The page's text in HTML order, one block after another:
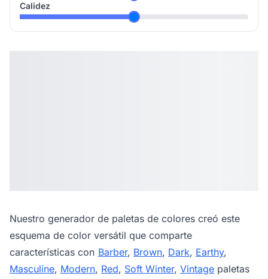
Calidez
Nuestro generador de paletas de colores creó este
esquema de color versátil que comparte
características con Barber, Brown, Dark, Earthy,
Masculine, Modern, Red, Soft Winter, Vintage paletas